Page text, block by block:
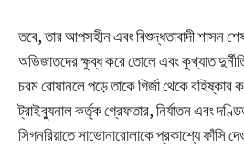
তবে, তার আপসহীন এবং বিশুদ্ধতাবাদী শাসন
অভিজাতদের ক্ষুব্ধ করে তোলে এবং কুখ্যাত
চরম রোষানলে পড়ে তাকে গির্জা থেকে বহিষ্কার
ট্রাইব্যুনাল কর্তৃক গ্রেফতার, নির্যাতন এবং
সিগনরিয়াতে সাভোনারোলাকে প্রকাশ্যে ফাঁসি